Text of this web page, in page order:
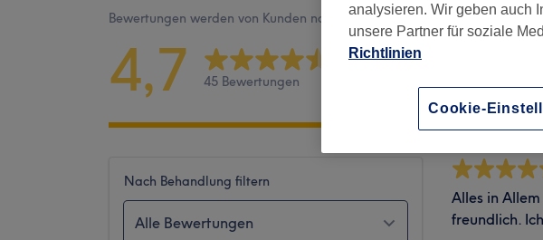
Bewertungen werden von Kunden nach ihrem Besuch geschrieben.
4,7 45 Bewertungen Sauberkeit
Nach Behandlung filtern
Alle Bewertungen
Alles in
freundlich.
analysieren. Wir geben auch
unsere Partner für soziale
Richtlinien
Cookie-